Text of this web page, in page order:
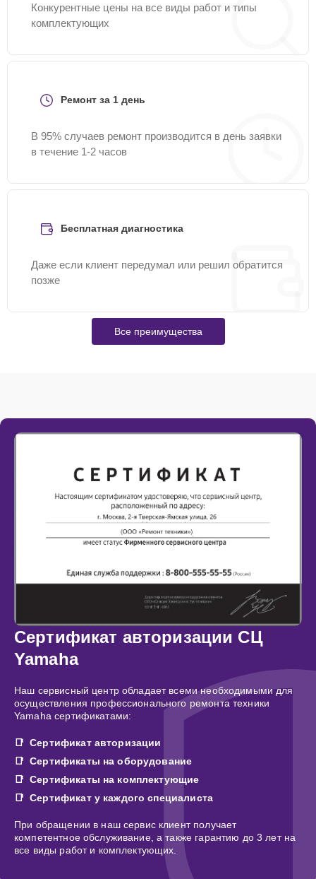
Конкурентные цены на все виды работ и типы
комплектующих
Ремонт за 1 день
В 95% случаев ремонт производится в день заявки
в течение 1-2 часов
Бесплатная диагностика
Даже если клиент передумал или решил обратится
позже
Все преимущества
Сертификат авторизации СЦ
Yamaha
Наш сервисный центр обладает всеми необходимыми для
осуществления профессионального ремонта техники
Yamaha сертификатами:
Сертификат авторизации
Сертификаты на оборудование
Сертификаты на комплектующие
Сертификат у каждого специалиста
При обращении в наш сервис клиент получает
компетентное обслуживание, а также гарантию до 3 лет на
все виды работ и комплектующих.